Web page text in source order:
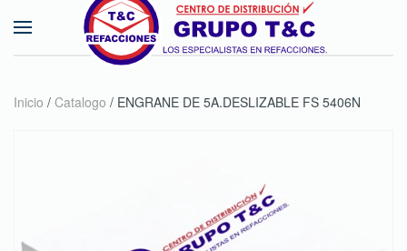
Skip to main content
Inicio / Catalogo / ENGRANE DE 5A.DESLIZABLE FS 5406N